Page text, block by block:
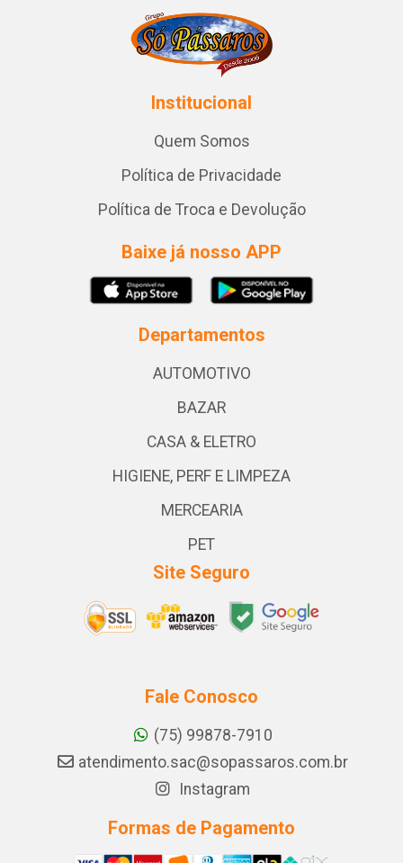
Institucional
Quem Somos
Política de Privacidade
Política de Troca e Devolução
Baixe já nosso APP
Departamentos
AUTOMOTIVO
BAZAR
CASA & ELETRO
HIGIENE, PERF E LIMPEZA
MERCEARIA
PET
Site Seguro
Fale Conosco
(75) 99878-7910
atendimento.sac@sopassaros.com.br
Instagram
Formas de Pagamento